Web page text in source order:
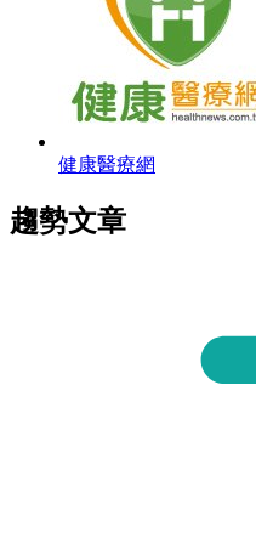
健康醫療網
趨勢文章